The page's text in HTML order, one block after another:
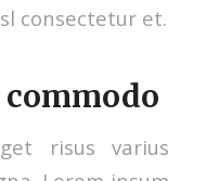
consectetur et.
risus varius